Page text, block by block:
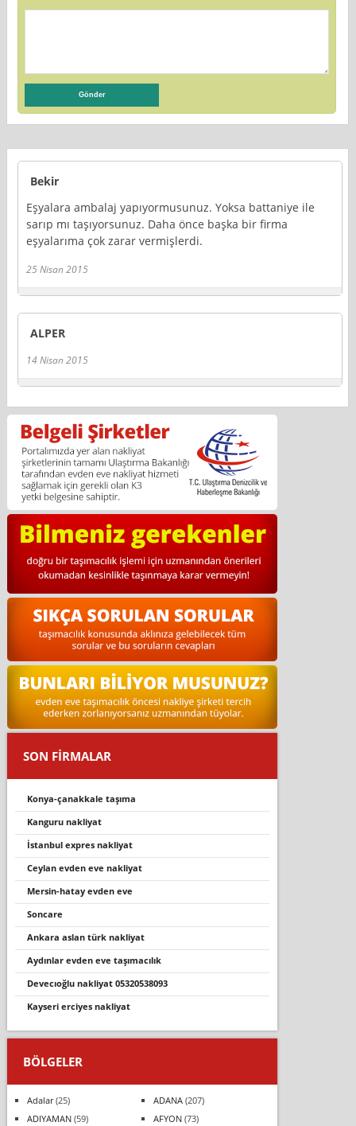
Bekir
Eşyalara ambalaj yapıyormusunuz. Yoksa battaniye ile
sarıp mı taşıyorsunuz. Daha önce başka bir firma
eşyalarıma çok zarar vermişlerdi.
25 Nisan 2015
ALPER
14 Nisan 2015
SON FİRMALAR
konya-çanakkale taşıma
kanguru nakliyat
istanbul expres nakliyat
ceylan evden eve nakli̇yat
mersin-hatay evden eve
soncare
ankara aslan türk nakliyat
aydınlar evden eve taşımacılık
devecıoğlu nakliyat 05320538093
kayseri erciyes nakliyat
BÖLGELER
Adalar(25) ADANA(207)
ADIYAMAN(59) AFYON(73)